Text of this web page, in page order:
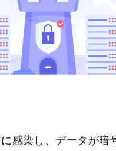
感染し、データが暗